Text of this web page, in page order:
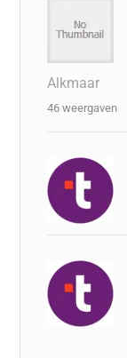
Alkmaar
46 weergaven